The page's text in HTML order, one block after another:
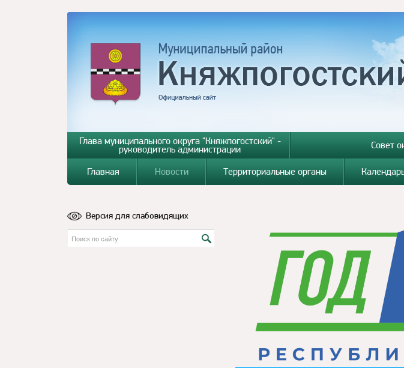
Глава муниципального округа "Княжпогостский" -
руководитель администрации Совет
Главная Новости Территориальные органы
Версия для слабовидящих